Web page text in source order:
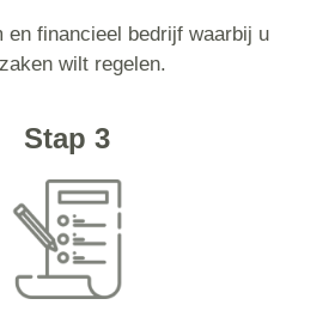
en financieel bedrijf waarbij u
wilt regelen.
Stap 3